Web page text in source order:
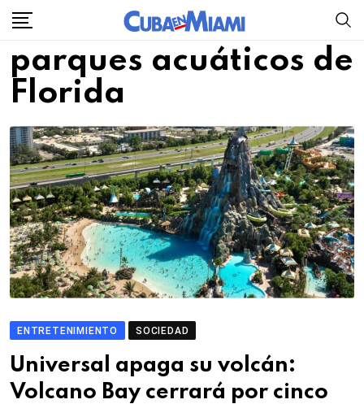
Skip
content
parques acuáticos de
Florida
ENTRETENIMIENTO SOCIEDAD
Universal apaga su volcán:
Volcano Bay cerrará por cinco